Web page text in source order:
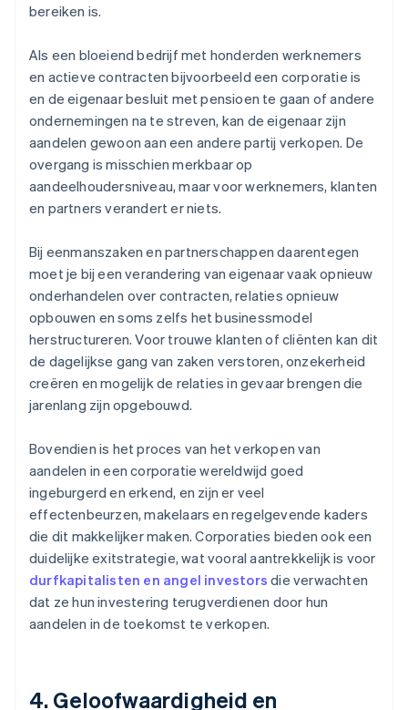
bereiken is.
Als een bloeiend bedrijf met honderden werknemers
en actieve contracten bijvoorbeeld een corporatie is
en de eigenaar besluit met pensioen te gaan of andere
ondernemingen na te streven, kan de eigenaar zijn
aandelen gewoon aan een andere partij verkopen. De
overgang is misschien merkbaar op
aandeelhoudersniveau, maar voor werknemers, klanten
en partners verandert er niets.
Bij eenmanszaken en partnerschappen daarentegen
moet je bij een verandering van eigenaar vaak opnieuw
onderhandelen over contracten, relaties opnieuw
opbouwen en soms zelfs het businessmodel
herstructureren. Voor trouwe klanten of cliënten kan dit
de dagelijkse gang van zaken verstoren, onzekerheid
creëren en mogelijk de relaties in gevaar brengen die
jarenlang zijn opgebouwd.
Bovendien is het proces van het verkopen van
aandelen in een corporatie wereldwijd goed
ingeburgerd en erkend, en zijn er veel
effectenbeurzen, makelaars en regelgevende kaders
die dit makkelijker maken. Corporaties bieden ook een
duidelijke exitstrategie, wat vooral aantrekkelijk is voor
durfkapitalisten en angel investors die verwachten
dat ze hun investering terugverdienen door hun
aandelen in de toekomst te verkopen.
4. Geloofwaardigheid en